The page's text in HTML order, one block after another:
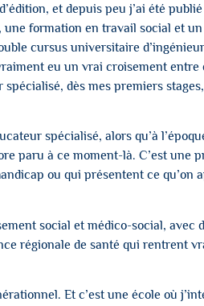
et depuis peu j’ai été
formation en travail social et
cursus universitaire
eu un vrai croisement
spécialisé, dès mes premiers
spécialisé, alors qu’à
paru à ce moment-là. C’est
ou qui présentent ce qu’on
social et médico-social, avec
régionale de santé qui rentrent
Et c’est une école où